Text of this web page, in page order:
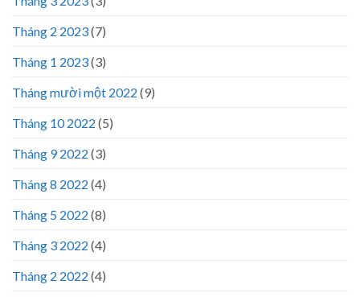
Tháng 2 2023(7)
Tháng 1 2023(3)
Tháng mười một 2022 (9)
Tháng 10 2022 (5)
Tháng 9 2022 (3)
Tháng 8 2022 (4)
Tháng 5 2022 (8)
Tháng 3 2022 (4)
Tháng 2 2022 (4)